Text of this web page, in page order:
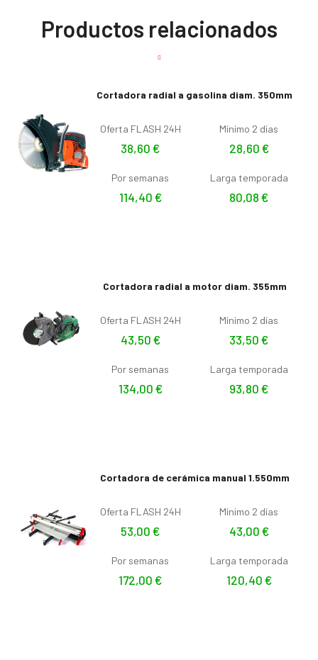
Productos relacionados
Cortadora radial a gasolina diam. 350mm
Oferta FLASH 24H
38,60 €
Mínimo 2 días
28,60 €
Por semanas
114,40 €
Larga temporada
80,08 €
Cortadora radial a motor diam. 355mm
Oferta FLASH 24H
43,50 €
Mínimo 2 días
33,50 €
Por semanas
134,00 €
Larga temporada
93,80 €
Cortadora de cerámica manual 1.550mm
Oferta FLASH 24H
53,00 €
Mínimo 2 días
43,00 €
Por semanas
172,00 €
Larga temporada
120,40 €